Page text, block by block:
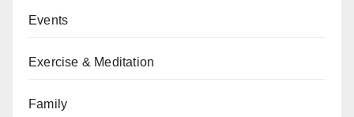
Events
Exercise & Meditation
Family